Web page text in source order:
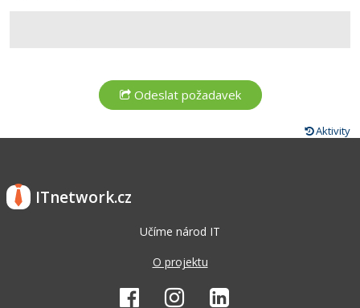
Aktivity
ITnetwork.cz
Učíme národ IT
O projektu